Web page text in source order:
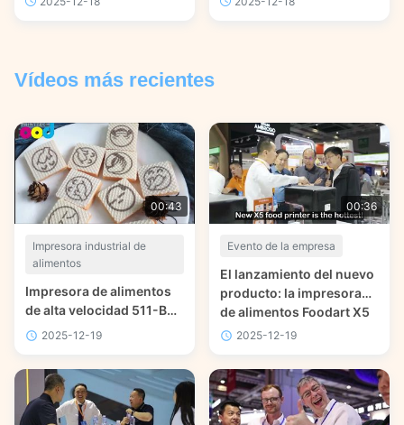
Vídeos más recientes
00:43
Impresora industrial de
alimentos
Impresora de alimentos
de alta velocidad 511-B
foodprinttech
2025-12-19
00:36
Evento de la empresa
El lanzamiento del nuevo
producto: la impresora
de alimentos Foodart X5
en el sitio de
2025-12-19